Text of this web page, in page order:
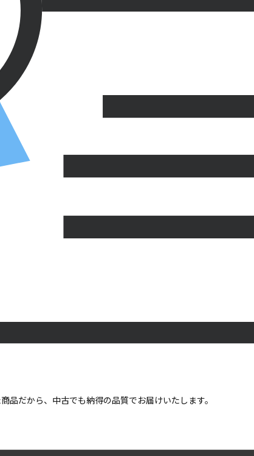
品だから、中古でも納得の品質でお届けいたします。